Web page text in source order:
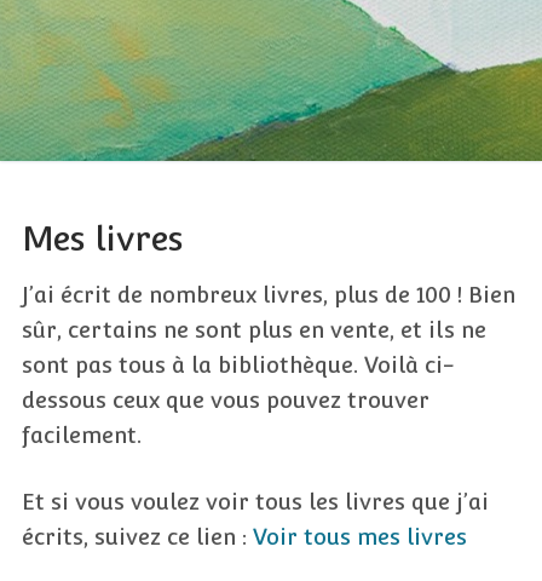
Mes livres
J’ai écrit de nombreux livres, plus de 100 ! Bien
sûr, certains ne sont plus en vente, et ils ne
sont pas tous à la bibliothèque. Voilà ci-
dessous ceux que vous pouvez trouver
facilement.
Et si vous voulez voir tous les livres que j’ai
écrits, suivez ce lien : Voir tous mes livres